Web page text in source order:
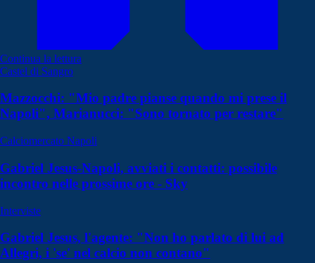
Continua la lettura
Castel di Sangro
Mazzocchi: "Mio padre pianse quando mi prese il
Napoli", Marianucci: "Sono tornato per restare"
Calciomercato Napoli
Gabriel Jesus-Napoli, avviati i contatti: possibile
incontro nelle prossime ore - Sky
Interviste
Gabriel Jesus, l'agente: "Non ho parlato di lui ad
Allegri, i 'se' nel calcio non contano"